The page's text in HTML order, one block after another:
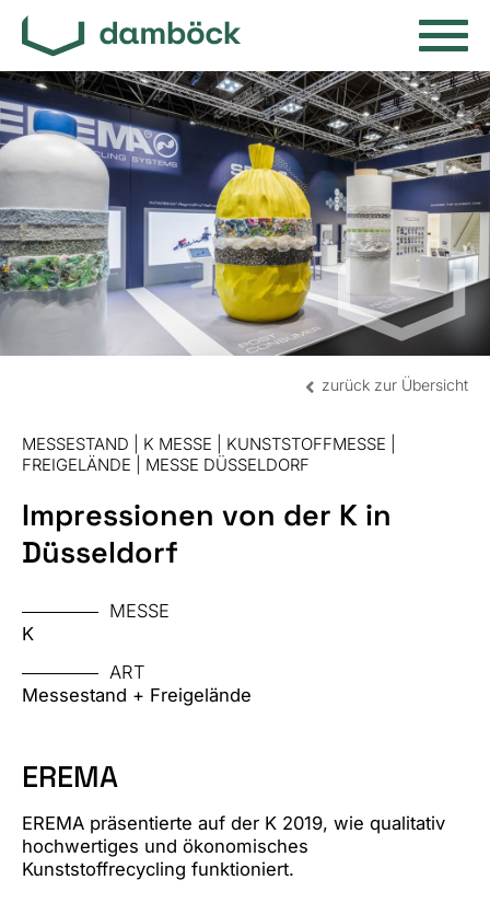
zurück zur Übersicht
MESSESTAND | K MESSE | KUNSTSTOFFMESSE |
FREIGELÄNDE | MESSE DÜSSELDORF
Impressionen von der K in
Düsseldorf
MESSE
K
ART
Messestand + Freigelände
EREMA
EREMA präsentierte auf der K 2019, wie qualitativ
hochwertiges und ökonomisches
Kunststoffrecycling funktioniert.